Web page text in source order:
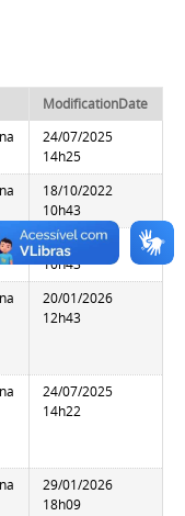
ModificationDate
24/07/2025
14h25
18/10/2022
10h43
18/10/2022
10h43
20/01/2026
12h43
24/07/2025
14h22
29/01/2026
18h09